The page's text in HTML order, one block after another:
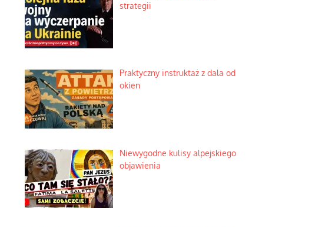
strategii
Praktyczny instruktaż z dala od
okien
Niewygodne kulisy alpejskiego
objawienia